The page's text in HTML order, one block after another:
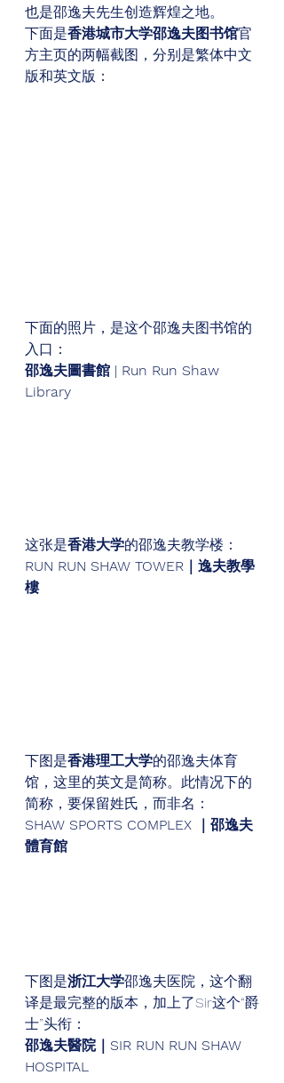
也是邵逸夫先生创造辉煌之地。
下面是香港城市大学邵逸夫图书馆官
方主页的两幅截图，分别是繁体中文
版和英文版：
下面的照片，是这个邵逸夫图书馆的
入口：
邵逸夫圖書館 | Run Run Shaw
Library
这张是香港大学的邵逸夫教学楼：
RUN RUN SHAW TOWER｜逸夫教學
樓
下图是香港理工大学的邵逸夫体育
馆，这里的英文是简称。此情况下的
简称，要保留姓氏，而非名：
SHAW SPORTS COMPLEX ｜邵逸夫
體育館
下图是浙江大学邵逸夫医院，这个翻
译是最完整的版本，加上了Sir这个“爵
士”头衔：
邵逸夫醫院｜SIR RUN RUN SHAW
HOSPITAL